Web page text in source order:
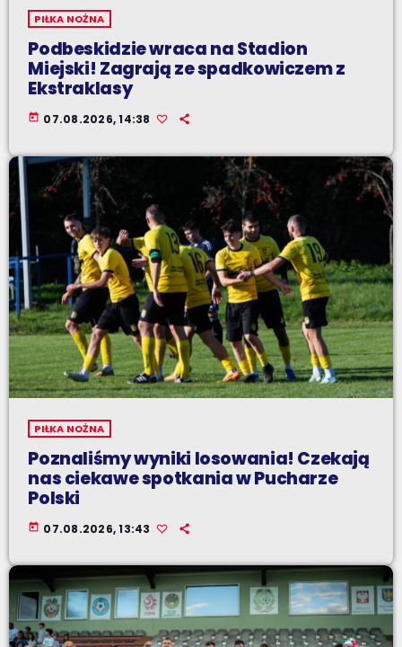
PIŁKA NOŻNA
Podbeskidzie wraca na Stadion
Miejski! Zagrają ze spadkowiczem z
Ekstraklasy
today 07.08.2026, 14:38
PIŁKA NOŻNA
Poznaliśmy wyniki losowania! Czekają
nas ciekawe spotkania w Pucharze
Polski
today 07.08.2026, 13:43